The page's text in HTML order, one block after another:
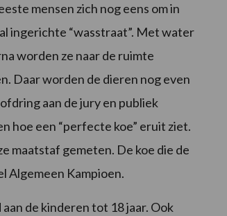
mensen zich nog eens om in
ingerichte “wasstraat”. Met water
worden ze naar de ruimte
Daar worden de dieren nog even
aan de jury en publiek
hoe een “perfecte koe” eruit ziet.
maatstaf gemeten. De koe die de
Algemeen Kampioen.
de kinderen tot 18 jaar. Ook